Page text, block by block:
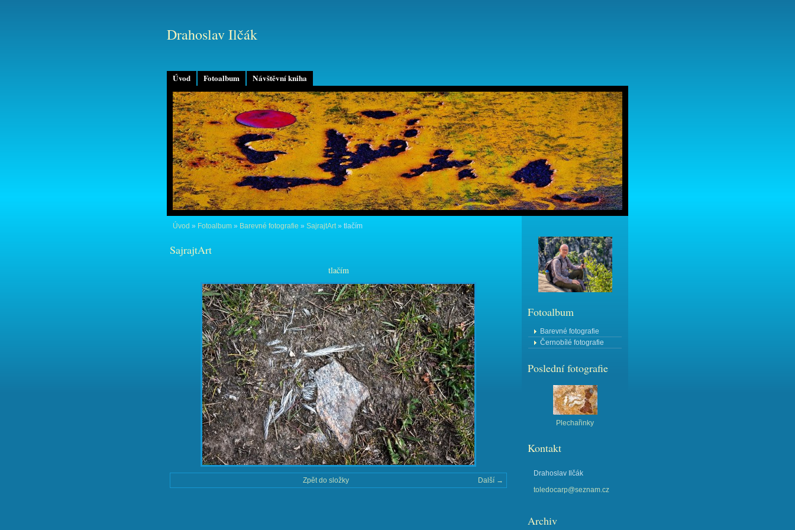
Úvod Fotoalbum Návštěvní kniha
Drahoslav Ilčák
Úvod » Fotoalbum » Barevné fotografie » SajrajtArt» tlačím
SajrajtArt
tlačím
Další →
Zpět do složky
Fotoalbum
Barevné fotografie
Černobílé fotografie
Poslední fotografie
Plechařinky
Kontakt
Drahoslav Ilčák
toledocarp@seznam.cz
Archiv